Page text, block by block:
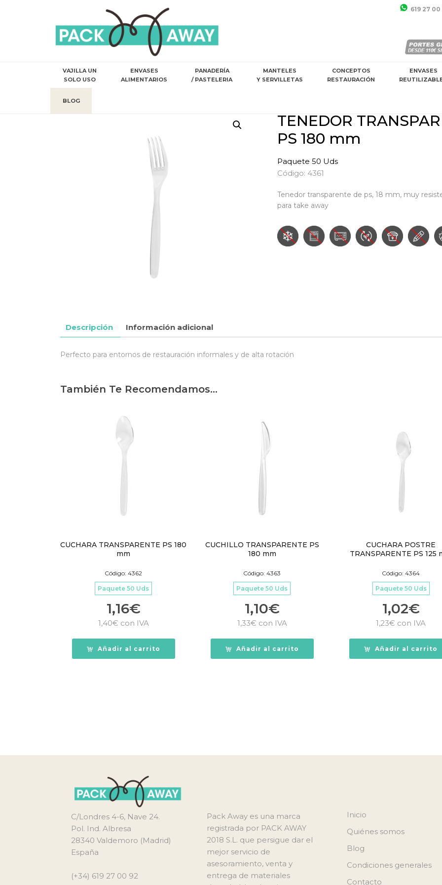
619 27 00
VAJILLA UN
SOLO USO
ENVASES
ALIMENTARIOS
PANADERÍA
/ PASTELERIA
MANTELES
Y SERVILLETAS
CONCEPTOS
RESTAURACIÓN
ENVASES
BLOG
TENEDOR
PS 180 mm
Paquete 50 Uds
Código: 4361
Tenedor transparente de ps, 18 mm, muy
para take away
Descripción Información adicional
Perfecto para entornos de restauración informales y de alta rotación
También Te Recomendamos…
CUCHARA TRANSPARENTE PS 180
mm
Código: 4362
Paquete 50 Uds
1,16€
1,40€ con IVA
Añadir al carrito
CUCHILLO TRANSPARENTE PS
180 mm
Código: 4363
Paquete 50 Uds
1,10€
1,33€ con IVA
Añadir al carrito
CUCHARA POSTRE
TRANSPARENTE PS 125
Código: 4364
Paquete 50 Uds
1,02€
1,23€ con IVA
Añadir al carrito
C/Londres 4-6, Nave 24.
Pol. Ind. Albresa
28340 Valdemoro (Madrid)
España
(+34) 619 27 00 92
Pack Away es una marca
registrada por PACK AWAY
2018 S.L. que persigue dar el
mejor servicio de
asesoramiento, venta y
entrega de materiales
Inicio
Quiénes somos
Blog
Condiciones generales
Contacto